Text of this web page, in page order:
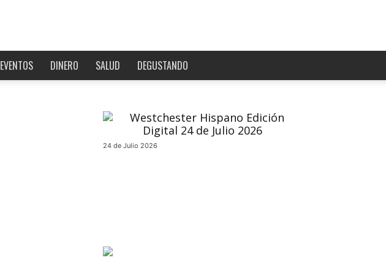
EVENTOS DINERO SALUD DEGUSTANDO
24 de Julio 2026